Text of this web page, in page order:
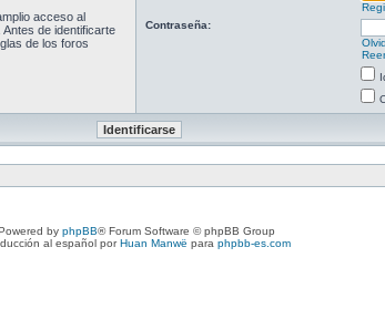
acceso al
de identificarte
de los foros
Contraseña:
by phpBB® Forum Software © phpBB Group
al español porHuan Manwë para phpbb-es.com